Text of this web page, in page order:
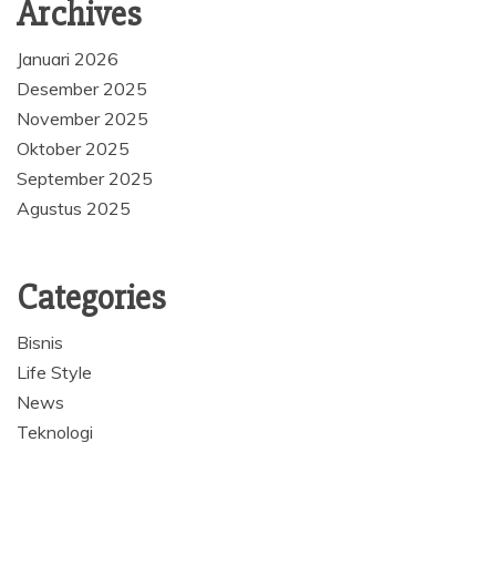
Archives
Januari 2026
Desember 2025
November 2025
Oktober 2025
September 2025
Agustus 2025
Categories
Bisnis
Life Style
News
Teknologi